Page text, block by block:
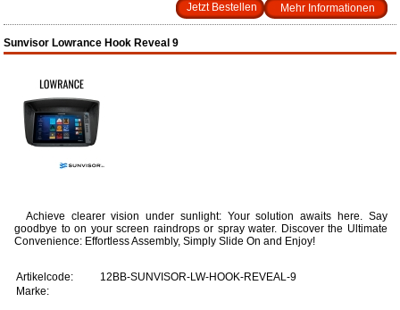
Mehr Informationen
Sunvisor Lowrance Hook Reveal 9
Achieve clearer vision under sunlight: Your solution awaits here. Say
goodbye to on your screen raindrops or spray water. Discover the Ultimate
Convenience: Effortless Assembly, Simply Slide On and Enjoy!
Artikelcode:
12BB-SUNVISOR-LW-HOOK-REVEAL-9
Marke: